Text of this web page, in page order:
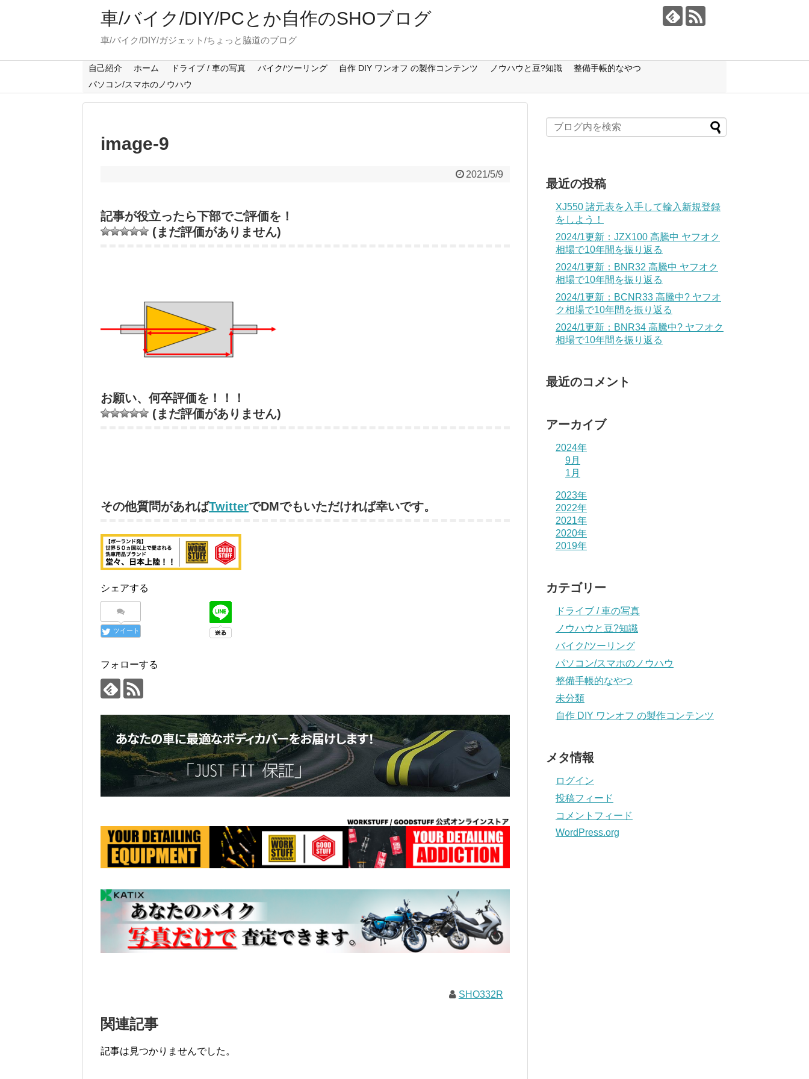
車/バイク/DIY/PCとか自作のSHOブログ
車/バイク/DIY/ガジェット/ちょっと脇道のブログ
自己紹介 ホーム ドライブ / 車の写真 バイク/ツーリング 自作 DIY ワンオフ の製作コンテンツ ノウハウと豆?知識
整備手帳的なやつ
パソコン/スマホのノウハウ
image-9
2021/5/9
記事が役立ったら下部でご評価を！
(まだ評価がありません)
お願い、何卒評価を！！！
(まだ評価がありません)
その他質問があればTwitterでDMでもいただければ幸いです。
シェアする
ツイート
フォローする
SHO332R
関連記事
記事は見つかりませんでした。
最近の投稿
XJ550 諸元表を入手して輸入新規登録
をしよう！
2024/1更新：JZX100 高騰中 ヤフオク
相場で10年間を振り返る
2024/1更新：BNR32 高騰中 ヤフオク
相場で10年間を振り返る
2024/1更新：BCNR33 高騰中? ヤフオ
ク相場で10年間を振り返る
2024/1更新：BNR34 高騰中? ヤフオク
相場で10年間を振り返る
最近のコメント
アーカイブ
2024年
9月
1月
2023年
2022年
2021年
2020年
2019年
カテゴリー
ドライブ / 車の写真
ノウハウと豆?知識
バイク/ツーリング
パソコン/スマホのノウハウ
整備手帳的なやつ
未分類
自作 DIY ワンオフ の製作コンテンツ
メタ情報
ログイン
投稿フィード
コメントフィード
WordPress.org